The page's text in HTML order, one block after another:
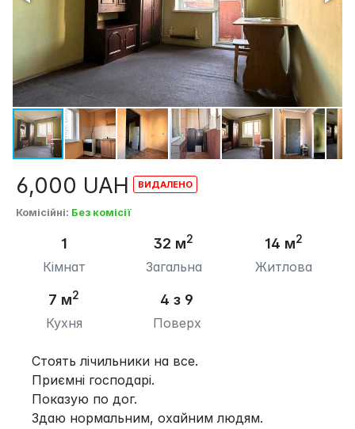
6,000 UAH
Комісійні: Без комісії
1
Кімнат
32 м2
Загальна
14 м2
Житлова
7 м2
Кухня
4 з 9
Поверх
Стоять лічильники на все.
Приємні господарі.
Показую по дог.
Здаю нормальним, охайним людям.